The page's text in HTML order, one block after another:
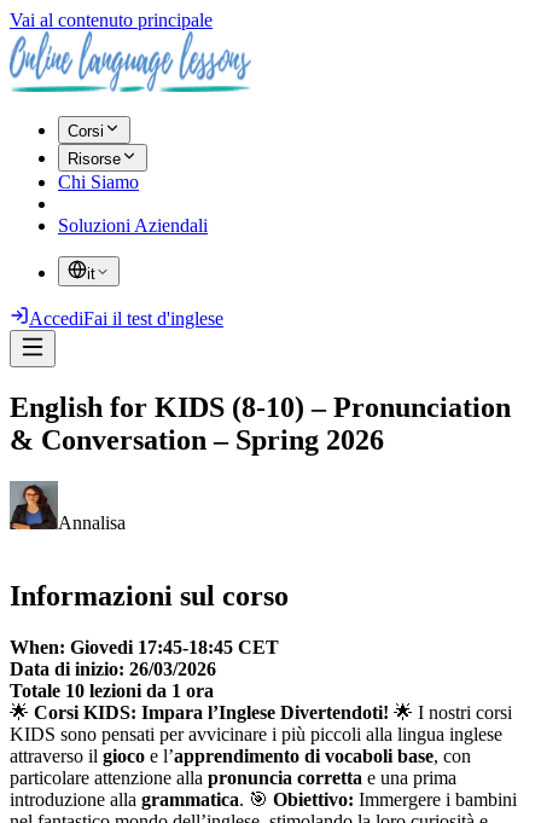
Vai al contenuto principale
Corsi
Risorse
Chi Siamo
Soluzioni Aziendali
it
AccediFai il test d'inglese
English for KIDS (8-10) – Pronunciation
& Conversation – Spring 2026
Annalisa
Informazioni sul corso
When: Giovedi 17:45-18:45 CET
Data di inizio: 26/03/2026
Totale 10 lezioni da 1 ora
🌟 Corsi KIDS: Impara l’Inglese Divertendoti! 🌟 I nostri corsi
KIDS sono pensati per avvicinare i più piccoli alla lingua inglese
attraverso il gioco e l’apprendimento di vocaboli base, con
particolare attenzione alla pronuncia corretta e una prima
introduzione alla grammatica. 🎯 Obiettivo: Immergere i bambini